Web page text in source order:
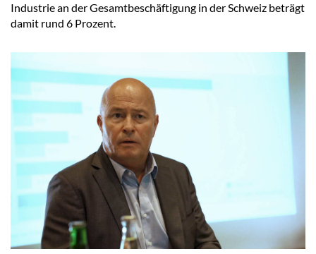
Industrie an der Gesamtbeschäftigung in der Schweiz beträgt
damit rund 6 Prozent.